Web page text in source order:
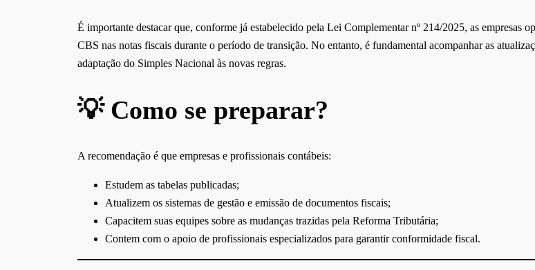
É importante destacar que, conforme já estabelecido pela Lei Complementar nº 214/2025, as empresas
CBS nas notas fiscais durante o período de transição. No entanto, é fundamental acompanhar as
adaptação do Simples Nacional às novas regras.
💡 Como se preparar?
A recomendação é que empresas e profissionais contábeis:
Estudem as tabelas publicadas;
Atualizem os sistemas de gestão e emissão de documentos fiscais;
Capacitem suas equipes sobre as mudanças trazidas pela Reforma Tributária;
Contem com o apoio de profissionais especializados para garantir conformidade fiscal.